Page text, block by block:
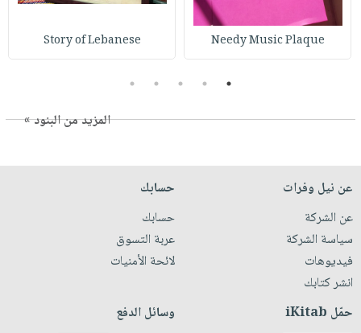
Needy Music Plaque
Story of Lebanese
1
2
3
4
5
المزيد من البنود »
عن نيل وفرات
عن الشركة
سياسة الشركة
فيديوهات
انشر كتابك
حسابك
حسابك
عربة التسوق
لائحة الأمنيات
حمّل iKitab وسائل الدفع